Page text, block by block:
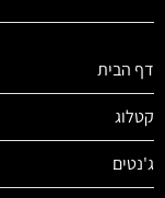
דף הבית
קטלוג
ג'נטים